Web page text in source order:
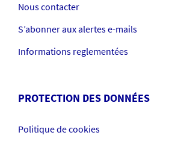
Nous contacter
S’abonner aux alertes e-mails
Informations reglementées
PROTECTION DES DONNÉES
Politique de cookies